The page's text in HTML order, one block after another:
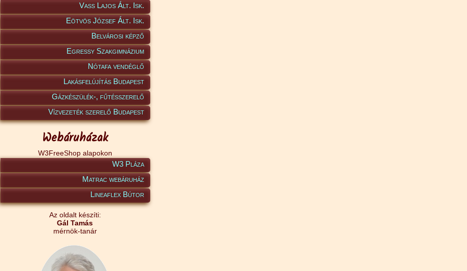
Vass Lajos Ált. Isk.
Eötvös József Ált. Isk.
Belvárosi képző
Egressy Szakgimnázium
Nótafa vendéglő
Lakásfelújítás Budapest
Gázkészülék-, fűtésszerelő
Vízvezeték szerelő Budapest
Webáruházak
W3FreeShop alapokon
W3 Pláza
Matrac webáruház
Lineaflex Bútor
Az oldalt készíti:
Gál Tamás
mérnök-tanár